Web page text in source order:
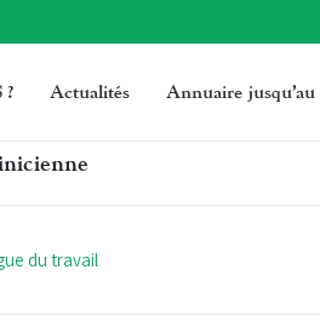
? Actualités Annuaire jusqu’au
du travail